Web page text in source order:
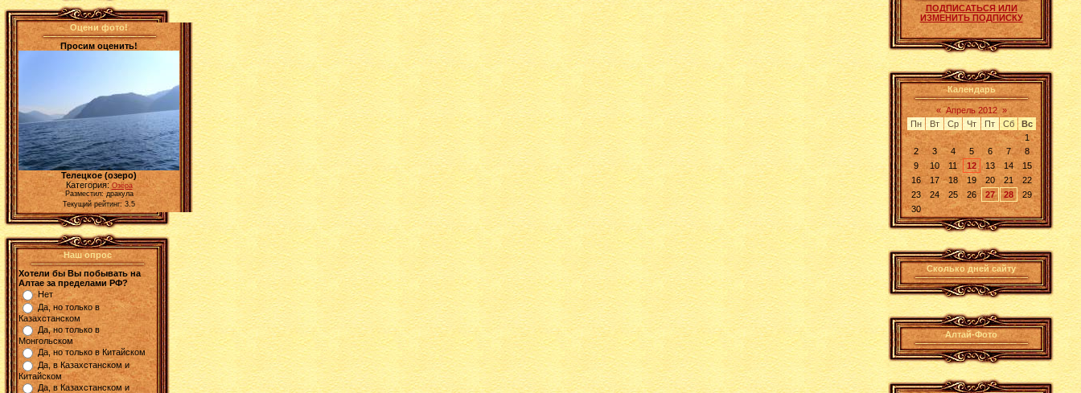
Оцени фото!
Просим оценить!
Телецкое (озеро)
Категория:Озёра
Разместил: дракула
Текущий рейтинг: 3.5
Наш опрос
Хотели бы Вы побывать на
Алтае за пределами РФ?
Нет
Да, но только в
Казахстанском
Да, но только в
Монгольском
Да, но только в Китайском
Да, в Казахстанском и
Китайском
Да, в Казахстанском и
ПОДПИСАТЬСЯ ИЛИ
ИЗМЕНИТЬ ПОДПИСКУ
Календарь
« Апрель 2012 »
Пн
Вт Ср Чт Пт Сб
Вс
1
2
3 4 5 6 7
8
9
10 11 12 13 14
15
16
17 18 19 20 21
22
23
24 25 26 27 28
29
30
Сколько дней сайту
Алтай-Фото